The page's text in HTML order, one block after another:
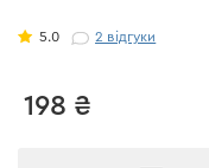
5.0 2 відгуки
198 ₴